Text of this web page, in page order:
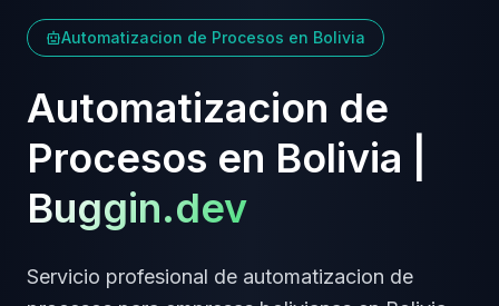
Automatizacion de Procesos en Bolivia
Automatizacion de
Procesos en Bolivia
Buggin.dev
Servicio profesional de automatizacion de